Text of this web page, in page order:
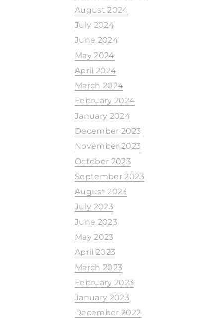
August 2024
July 2024
June 2024
May 2024
April 2024
March 2024
February 2024
January 2024
December 2023
November 2023
October 2023
September 2023
August 2023
July 2023
June 2023
May 2023
April 2023
March 2023
February 2023
January 2023
December 2022